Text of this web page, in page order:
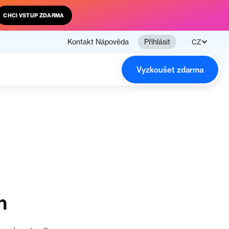
CHCI VSTUP ZDARMA
Kontakt Nápověda Přihlásit CZ
Vyzkoušet zdarma